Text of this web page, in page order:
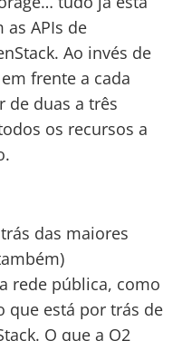
APIs de
Ao invés de
frente a cada
de duas a três
os recursos a
das maiores
rede pública, como
que está por trás de
O que a O2